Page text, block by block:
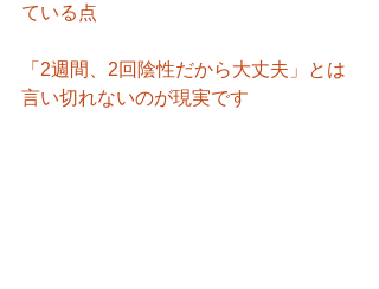
ている点
「2週間、2回陰性だから大丈夫」とは
言い切れないのが現実です